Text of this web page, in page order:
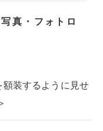
写真・フォトロ
装するように見せ